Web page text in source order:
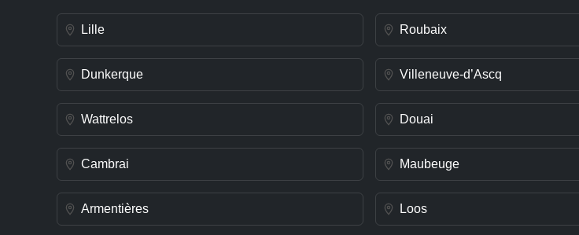
Lille Roubaix
Dunkerque Villeneuve-d’Ascq
Wattrelos Douai
Cambrai Maubeuge
Armentières Loos